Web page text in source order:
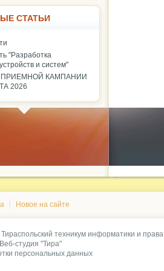
СТАТЬИ
"Разработка
и систем"
КАМПАНИИ
2026
Новое на сайте
техникум информатики и права
Веб-студия "Тира"
персональных данных